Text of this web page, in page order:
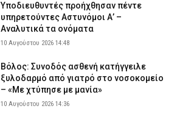
Υποδιευθυντές προήχθησαν πέντε
υπηρετούντες Αστυνόμοι Α’ –
Αναλυτικά τα ονόματα
10 Αυγούστου 2026 14:48
Βόλος: Συνοδός ασθενή κατήγγειλε
ξυλοδαρμό από γιατρό στο νοσοκομείο
– «Με χτύπησε με μανία»
10 Αυγούστου 2026 14:36